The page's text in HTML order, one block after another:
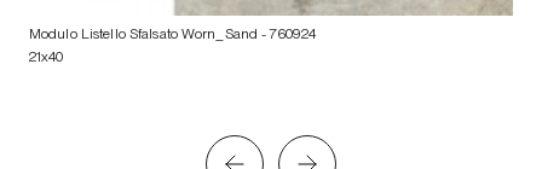
Modulo Listello Sfalsato Worn_Sand - 760924
21x40